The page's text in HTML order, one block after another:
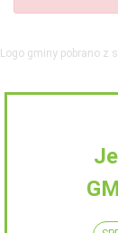
Logo gminy pobrano z